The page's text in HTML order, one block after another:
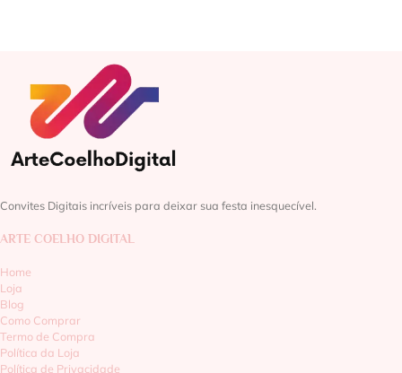
Convites Digitais incríveis para deixar sua festa inesquecível.
ARTE COELHO DIGITAL
Home
Loja
Blog
Como Comprar
Termo de Compra
Política da Loja
Política de Privacidade